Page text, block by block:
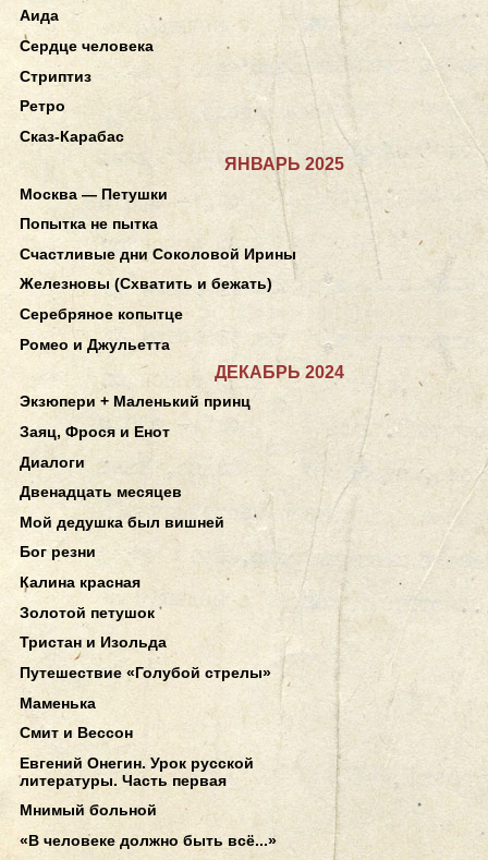
Аида
Сердце человека
Стриптиз
Ретро
Сказ-Карабас
ЯНВАРЬ 2025
Москва — Петушки
Попытка не пытка
Счастливые дни Соколовой Ирины
Железновы (Схватить и бежать)
Серебряное копытце
Ромео и Джульетта
ДЕКАБРЬ 2024
Экзюпери + Маленький принц
Заяц, Фрося и Енот
Диалоги
Двенадцать месяцев
Мой дедушка был вишней
Бог резни
Калина красная
Золотой петушок
Тристан и Изольда
Путешествие «Голубой стрелы»
Маменька
Смит и Вессон
Евгений Онегин. Урок русской
литературы. Часть первая
Мнимый больной
«В человеке должно быть всё...»